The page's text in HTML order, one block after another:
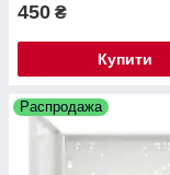
450 ₴
Купити
Распродажа